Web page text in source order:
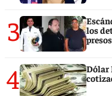
3
los
presos
4
Dólar